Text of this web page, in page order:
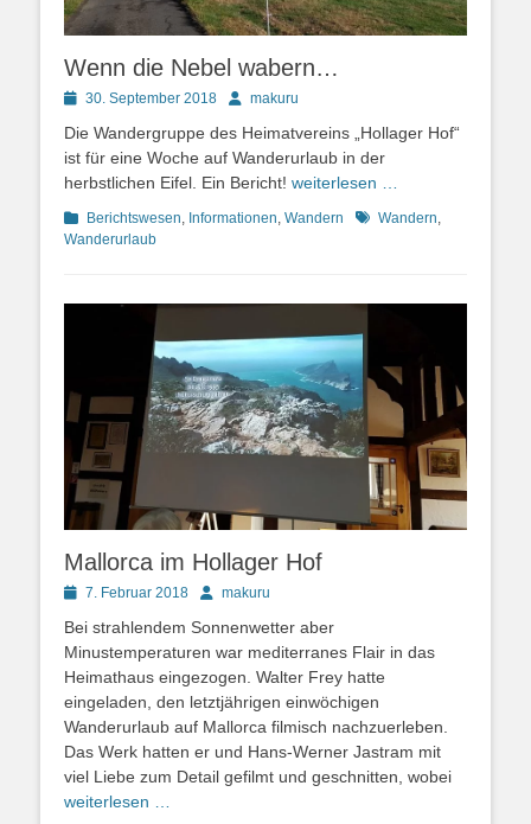
Wenn die Nebel wabern…
Posted30. September 2018 Autormakuru
Die Wandergruppe des Heimatvereins „Hollager Hof“
ist für eine Woche auf Wanderurlaub in der
herbstlichen Eifel. Ein Bericht! weiterlesen …
Kategorien
Berichtswesen Informationen Wandern Schlagworte
Wandern
Wanderurlaub
Mallorca im Hollager Hof
Posted7. Februar 2018 Autormakuru
Bei strahlendem Sonnenwetter aber
Minustemperaturen war mediterranes Flair in das
Heimathaus eingezogen. Walter Frey hatte
eingeladen, den letztjährigen einwöchigen
Wanderurlaub auf Mallorca filmisch nachzuerleben.
Das Werk hatten er und Hans-Werner Jastram mit
viel Liebe zum Detail gefilmt und geschnitten, wobei
weiterlesen …